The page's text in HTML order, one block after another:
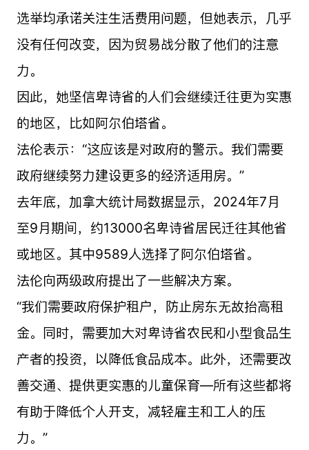
选举均承诺关注生活费用问题，但她表示，几乎
没有任何改变，因为贸易战分散了他们的注意
力。
因此，她坚信卑诗省的人们会继续迁往更为实惠
的地区，比如阿尔伯塔省。
法伦表示：“这应该是对政府的警示。我们需要
政府继续努力建设更多的经济适用房。”
去年底，加拿大统计局数据显示，2024年7月
至9月期间，约13000名卑诗省居民迁往其他省
或地区。其中9589人选择了阿尔伯塔省。
法伦向两级政府提出了一些解决方案。
“我们需要政府保护租户，防止房东无故抬高租
金。同时，需要加大对卑诗省农民和小型食品生
产者的投资，以降低食品成本。此外，还需要改
善交通、提供更实惠的儿童保育—所有这些都将
有助于降低个人开支，减轻雇主和工人的压
力。”